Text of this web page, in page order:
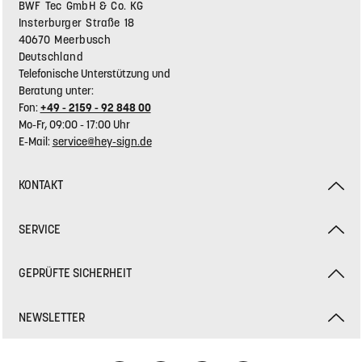
Sitzauflage für Eames Plastic Sidechair
1 x 5 mm Filzstärke - einfach
KONTAKT - RÜCKSENDEADRESSE